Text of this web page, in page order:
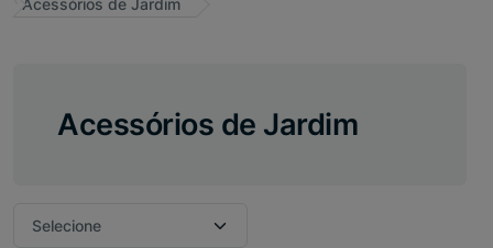
Acessórios de Jardim
Acessórios de Jardim